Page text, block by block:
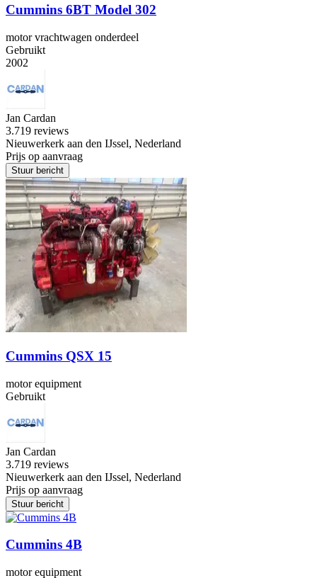
Cummins 6BT Model 302
motor vrachtwagen onderdeel
Gebruikt
2002
Jan Cardan
3.719 reviews
Nieuwerkerk aan den IJssel, Nederland
Prijs op aanvraag
Stuur bericht
Cummins QSX 15
motor equipment
Gebruikt
Jan Cardan
3.719 reviews
Nieuwerkerk aan den IJssel, Nederland
Prijs op aanvraag
Stuur bericht
Cummins 4B
motor equipment